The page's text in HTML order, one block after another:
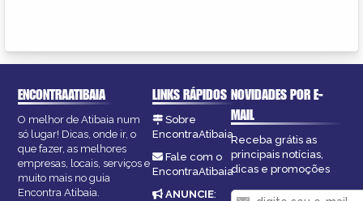
ENCONTRAATIBAIA
O melhor de Atibaia num
só lugar! Dicas, onde ir, o
que fazer, as melhores
empresas, locais, serviços e
muito mais no guia
Encontra Atibaia.
LINKS RÁPIDOS
Sobre
EncontraAtibaia
Fale com o
EncontraAtibaia
ANUNCIE:
NOVIDADES POR E-
MAIL
Receba grátis as
principais notícias,
dicas e promoções